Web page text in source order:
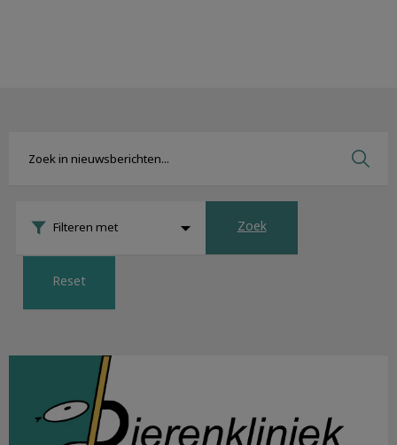
Filteren met Zoek
Reset
Nieuwsbrief september 2019